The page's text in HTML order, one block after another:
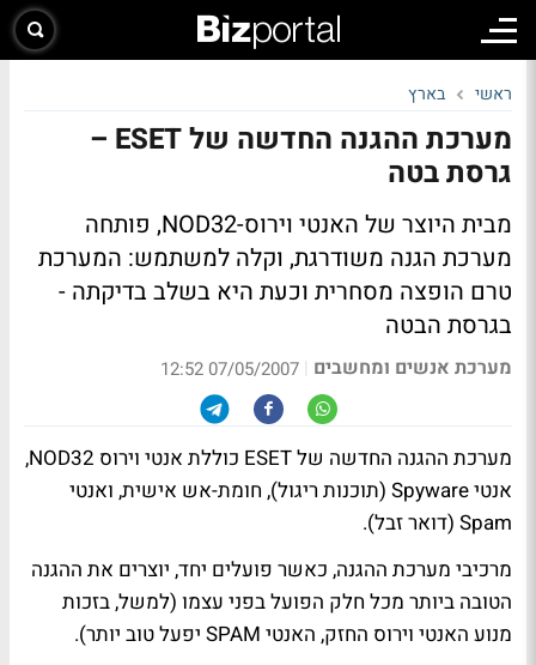
ראשי בארץ
מערכת ההגנה החדשה של ESET –
גרסת בטה
מבית היוצר של האנטי וירוס-NOD32, פותחה
מערכת הגנה משודרגת, וקלה למשתמש: המערכת
טרם הופצה מסחרית וכעת היא בשלב בדיקתה -
בגרסת הבטה
מערכת אנשים ומחשבים |
07/05/2007 12:52
מערכת ההגנה החדשה של ESET כוללת אנטי וירוס NOD32,
אנטי Spyware (תוכנות ריגול), חומת-אש אישית, ואנטי
Spam (דואר זבל).
מרכיבי מערכת ההגנה, כאשר פועלים יחד, יוצרים את ההגנה
הטובה ביותר מכל חלק הפועל בפני עצמו (למשל, בזכות
מנוע האנטי וירוס החזק, האנטי SPAM יפעל טוב יותר).